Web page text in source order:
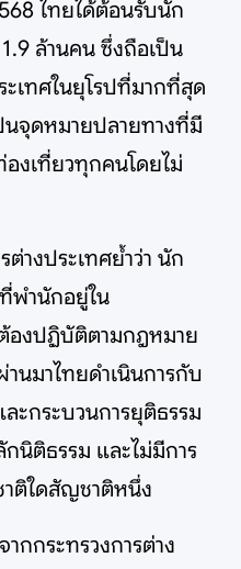
ไทยได้ต้อนรับนัก
ล้านคน ซึ่งถือเป็น
เทศในยุโรปที่มากที่สุด
นจุดหมายปลายทางที่มี
งเที่ยวทุกคนโดยไม่
ต่างประเทศย้ำว่า นัก
พำนักอยู่ใน
องปฏิบัติตามกฎหมาย
นมาไทยดำเนินการกับ
ะกระบวนการยุติธรรม
นิติธรรม และไม่มีการ
ติใดสัญชาติหนึ่ง
กกระทรวงการต่าง